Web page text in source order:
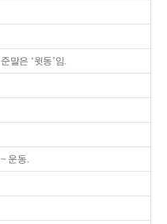
준말은 ‘윗동’임.
~ 운동.